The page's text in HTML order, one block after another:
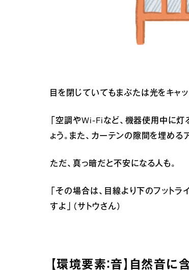
目を閉じていてもまぶたは光をキャ
「空調やWi-Fiなど、機器使用中に
ょう。また、カーテンの隙間を埋める
ただ、真っ暗だと不安になる人も。
「その場合は、目線より下のフット
すよ」（サトウさん）
【環境要素：音】自然音